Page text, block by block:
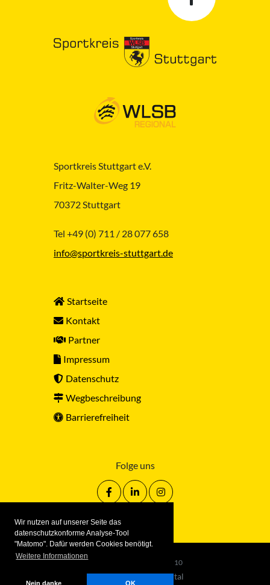
Wir nutzen auf unserer Seite das
datenschutzkonforme Analyse-Tool
"Matomo". Dafür werden Cookies benötigt.
Weitere Informationen
Nein danke OK
Sportkreis Stuttgart e.V.
Fritz-Walter-Weg 19
70372 Stuttgart
Tel +49 (0) 711 / 28 077 658
info@sportkreis-stuttgart.de
Startseite
Kontakt
Partner
Impressum
Datenschutz
Wegbeschreibung
Barrierefreiheit
Folge uns
© Sportkreis Stuttgart 2.2.10
mphased/sportkreisportal